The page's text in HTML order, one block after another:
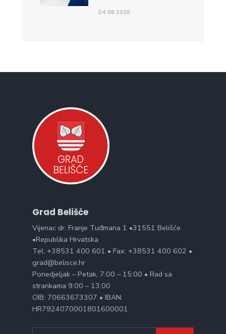
04.08.2026.
Grad Belišće
Vijenac dr. Franje Tuđmana 1 •31551 Belišće
•Republika Hrvatska
Tel: +38531 400 601 • Fax: +38531 400 602 •
grad@belisce.hr
Ponedjeljak – Petak, 7:00 – 15:00 • Rad sa
strankama 9:00 – 13:00
OIB: 70663673307 • IBAN:
HR7924070001801600001